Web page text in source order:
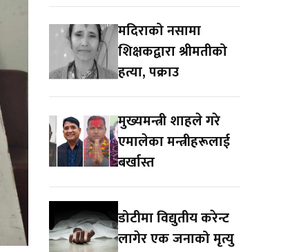
मदिराको नसामा
शिक्षकद्वारा श्रीमतीको
हत्या, पक्राउ
मुख्यमन्त्री शाहले गरे
एमालेका मन्त्रीहरूलाई
बर्खास्त
डोटीमा विद्युतीय करेन्ट
लागेर एक जनाको मृत्यु